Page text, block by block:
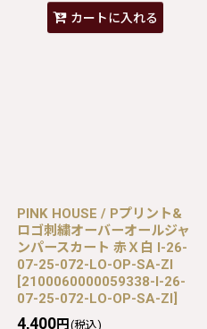
カートに入れる
PINK HOUSE / Pプリント&
ロゴ刺繍オーバーオールジャ
ンパースカート 赤Ｘ白 I-26-
07-25-072-LO-OP-SA-ZI
[2100060000059338-I-26-
07-25-072-LO-OP-SA-ZI]
4,400円 (税込)